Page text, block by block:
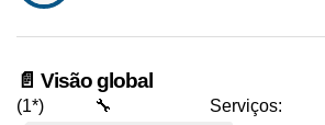
📄 Visão global
(1*) 🔧 Serviços: